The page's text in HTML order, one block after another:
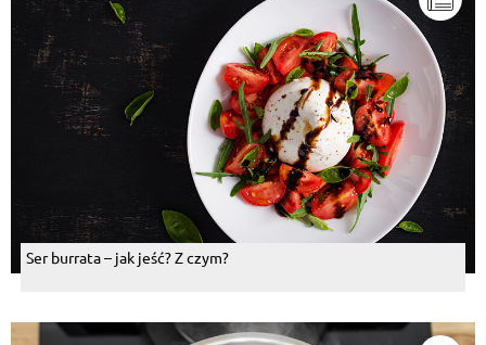
Ser burrata – jak jeść? Z czym?